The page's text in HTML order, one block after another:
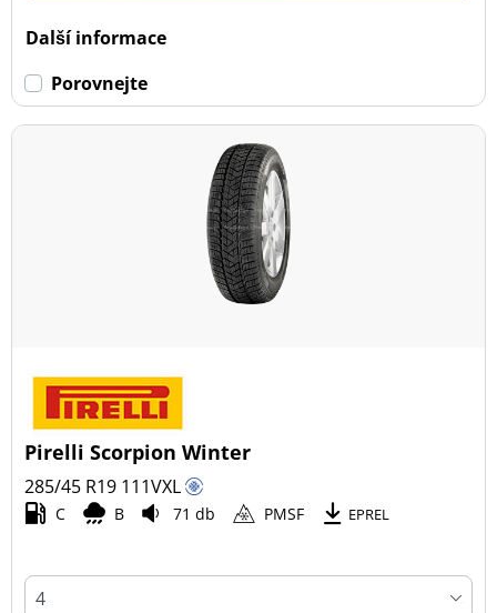
Další informace
Porovnejte
Pirelli Scorpion Winter
285/45 R19 111VXL
C B 71 db PMSF EPREL